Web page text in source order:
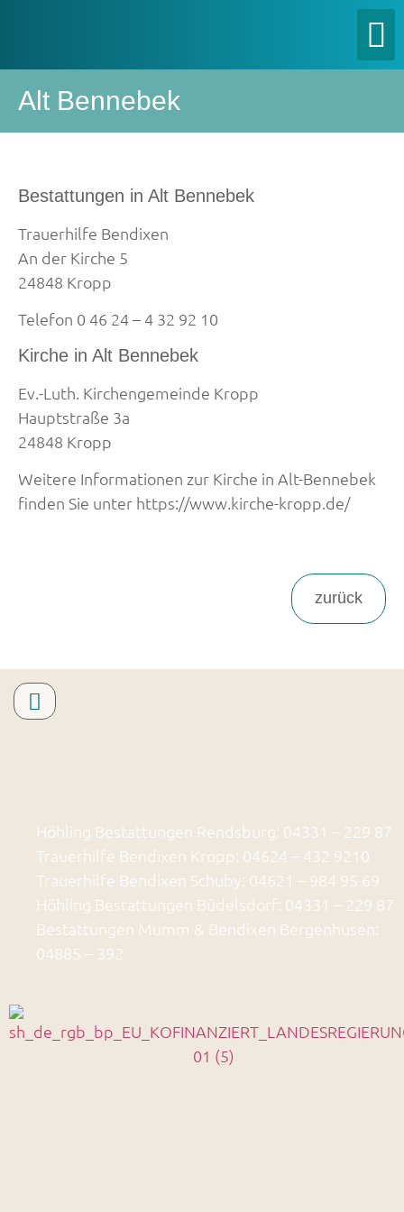
Alt Bennebek
Bestattungen in Alt Bennebek
Trauerhilfe Bendixen
An der Kirche 5
24848 Kropp
Telefon 0 46 24 – 4 32 92 10
Kirche in Alt Bennebek
Ev.-Luth. Kirchengemeinde Kropp
Hauptstraße 3a
24848 Kropp
Weitere Informationen zur Kirche in Alt-Bennebek
finden Sie unter https://www.kirche-kropp.de/
Höhling Bestattungen Rendsburg: 04331 – 229 87
Trauerhilfe Bendixen Kropp: 04624 – 432 9210
Trauerhilfe Bendixen Schuby: 04621 – 984 95 69
Höhling Bestattungen Büdelsdorf: 04331 – 229 87
Bestattungen Mumm & Bendixen Bergenhusen:
04885 – 392